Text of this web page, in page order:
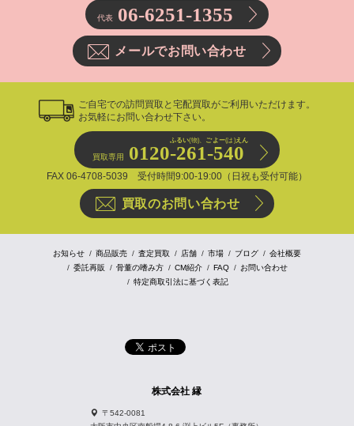
代表 06-6251-1355
メールでお問い合わせ
ご自宅での訪問買取と宅配買取がご利用いただけます。
お気軽にお問い合わせ下さい。
ふるい(物)、 ごよー(は)えん
買取専用 0120-261-540
FAX 06-4708-5039 受付時間9:00-19:00（日祝も受付可能）
買取のお問い合わせ
お知らせ 商品販売 査定買取 店舗 市場 ブログ
会社概要
委託再販
骨董の嗜み方 CM紹介 FAQ
お問い合わせ
特定商取引法に基づく表記
株式会社 縁
〒542-0081